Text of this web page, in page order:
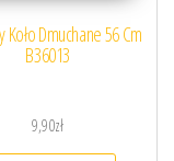
Koło Dmuchane 56 Cm
B36013
9,90zł